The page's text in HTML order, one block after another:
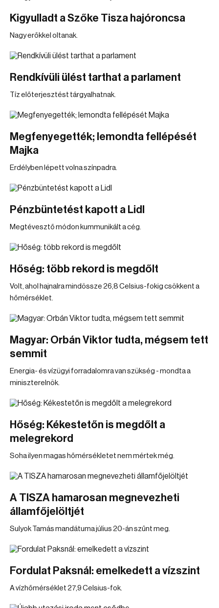
Kigyulladt a Szőke Tisza hajóroncsa
Nagy erőkkel oltanak.
Rendkívüli ülést tarthat a parlament
Tíz előterjesztést tárgyalhatnak.
Megfenyegették; lemondta fellépését
Majka
Erdélyben lépett volna színpadra.
Pénzbüntetést kapott a Lidl
Megtévesztő módon kummunikált a cég.
Hőség: több rekord is megdőlt
Volt, ahol hajnalra mindössze 26,8 Celsius-fokig csökkent a
hőmérséklet.
Magyar: Orbán Viktor tudta, mégsem tett
semmit
Energia- és vízügyi forradalomra van szükség - mondta a
miniszterelnök.
Hőség: Kékestetőn is megdőlt a
melegrekord
Soha ilyen magas hőmérsékletet nem mértek még.
A TISZA hamarosan megnevezheti
államfőjelöltjét
Sulyok Tamás mandátuma július 20-án szűnt meg.
Fordulat Paksnál: emelkedett a vízszint
A vízhőmérséklet 27,9 Celsius-fok.